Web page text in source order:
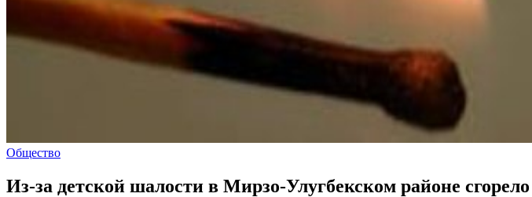
Общество
Из-за детской шалости в Мирзо-Улугбекском районе сгорело